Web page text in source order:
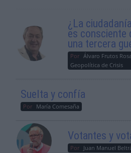
¿La
es consciente
una tercera
Por Álvaro Frutos
Geopolítica de Crisis
Suelta y confía
Por María Comesaña
Votantes y
Por Juan Manuel